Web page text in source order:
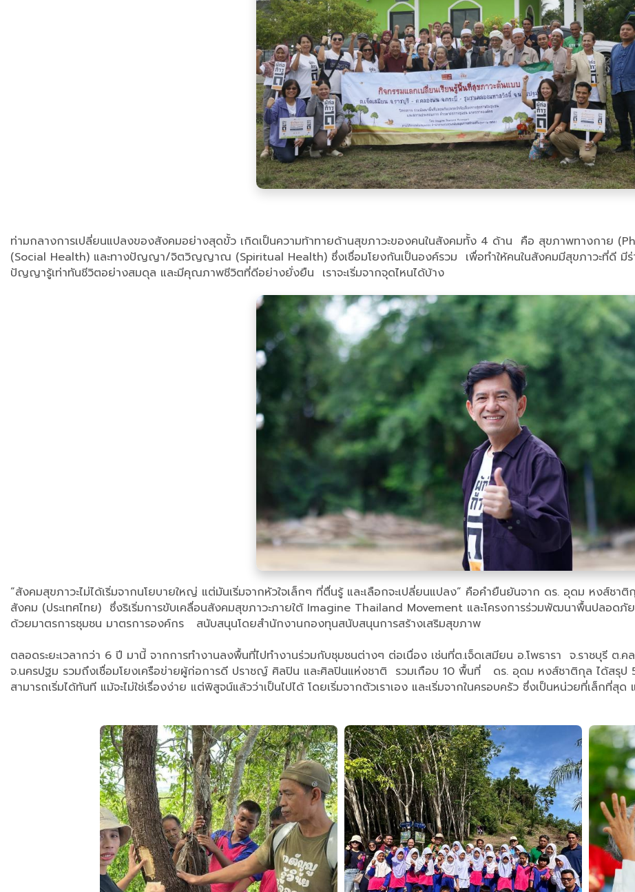
ท่ามกลางการเปลี่ยนแปลงของสังคมอย่างสุดขั้ว เกิดเป็นความท้าทายด้านสุขภาวะของคนในสังคมทั้ง 4 ด้าน คือ สุขภาพทางกาย
(Social Health) และทางปัญญา/จิตวิญญาณ (Spiritual Health) ซึ่งเชื่อมโยงกันเป็นองค์รวม เพื่อทำให้คนในสังคมมีสุขภาวะที่ดี มีร่
ปัญญารู้เท่าทันชีวิตอย่างสมดุล และมีคุณภาพชีวิตที่ดีอย่างยั่งยืน เราจะเริ่มจากจุดไหนได้บ้าง
“สังคมสุขภาวะไม่ได้เริ่มจากนโยบายใหญ่ แต่มันเริ่มจากหัวใจเล็กๆ ที่ตื่นรู้ และเลือกจะเปลี่ยนแปลง” คือคำยืนยันจาก ดร. อุดม หงส์ชา
สังคม (ประเทศไทย) ซึ่งริเริ่มการขับเคลื่อนสังคมสุขภาวะภายใต้ Imagine Thailand Movement และโครงการร่วมพัฒนาพื้นปลอดภั
ด้วยมาตรการชุมชน มาตรการองค์กร สนับสนุนโดยสำนักงานกองทุนสนับสนุนการสร้างเสริมสุขภาพ
ตลอดระยะเวลากว่า 6 ปี มานี้ จากการทำงานลงพื้นที่ไปทำงานร่วมกับชุมชนต่างๆ ต่อเนื่อง เช่นที่ต.เจ็ดเสมียน อ.โพธารา จ.ราชบุรี ต
จ.นครปฐม รวมถึงเชื่อมโยงเครือข่ายผู้ก่อการดี ปราชญ์ ศิลปิน และศิลปินแห่งชาติ รวมเกือบ 10 พื้นที่ ดร. อุดม หงส์ชาติกุล ได้สรุป
สามารถเริ่มได้ทันที แม้จะไม่ใช่เรื่องง่าย แต่พิสูจน์แล้วว่าเป็นไปได้ โดยเริ่มจากตัวเราเอง และเริ่มจากในครอบครัว ซึ่งเป็นหน่วยที่เล็กที่